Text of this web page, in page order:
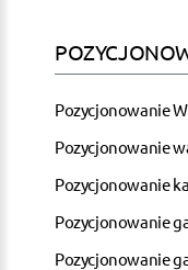
Pozycjonowanie
Pozycjonowanie
Pozycjonowanie
Pozycjonowanie
Pozycjonowanie